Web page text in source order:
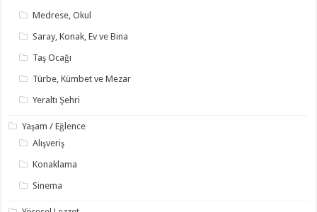
Medrese, Okul
Saray, Konak, Ev ve Bina
Taş Ocağı
Türbe, Kümbet ve Mezar
Yeraltı Şehri
Yaşam / Eğlence
Alışveriş
Konaklama
Sinema